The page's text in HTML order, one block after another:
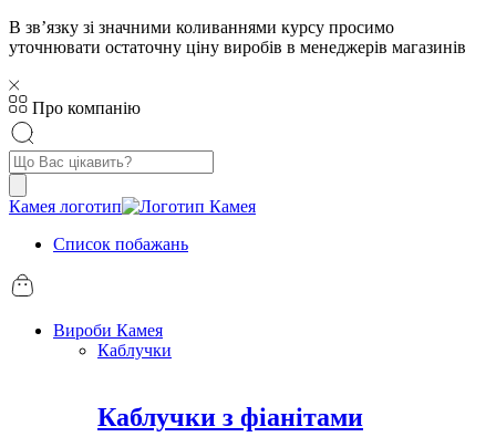
В звʼязку зі значними коливаннями курсу просимо
уточнювати остаточну ціну виробів в менеджерів магазинів
Про компанію
Пошук
товарів
Камея логотип
Список побажань
Вироби Камея
Каблучки
Каблучки з фіанітами